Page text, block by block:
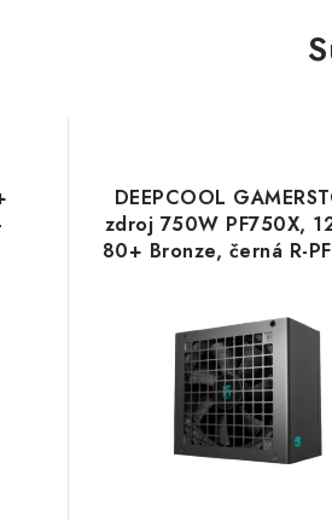
DEEPCOOL
zdroj 750W PF750X,
80+ Bronze, černá R-